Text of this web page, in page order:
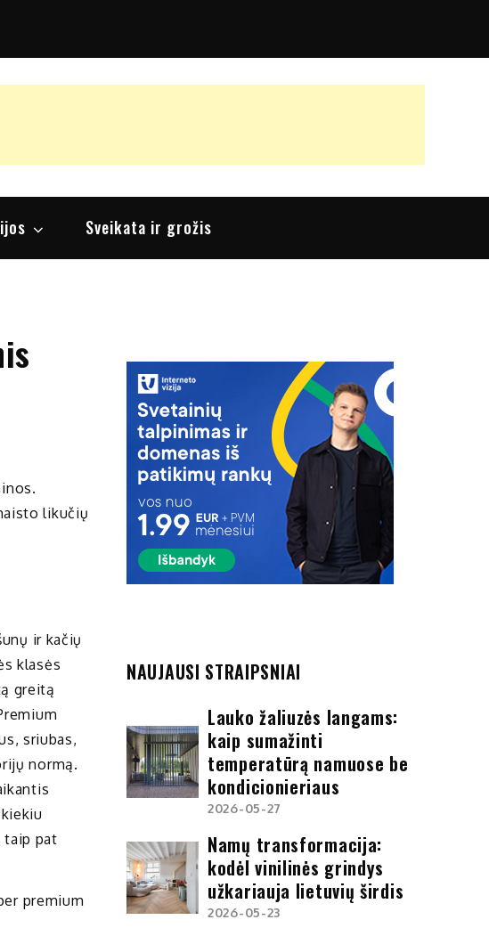
Sveikata ir grožis
likučių
ir kačių
klasės
greitą
sriubas,
normą.
taip pat
premium
NAUJAUSI STRAIPSNIAI
Lauko žaliuzės langams:
kaip sumažinti
temperatūrą namuose be
kondicionieriaus
2026-05-27
Namų transformacija:
kodėl vinilinės grindys
užkariauja lietuvių širdis
2026-05-23